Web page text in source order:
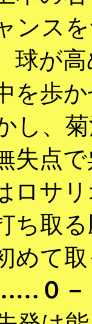
ンス
球が
を歩
し、
失点
ロサ
ち取
めて
０－